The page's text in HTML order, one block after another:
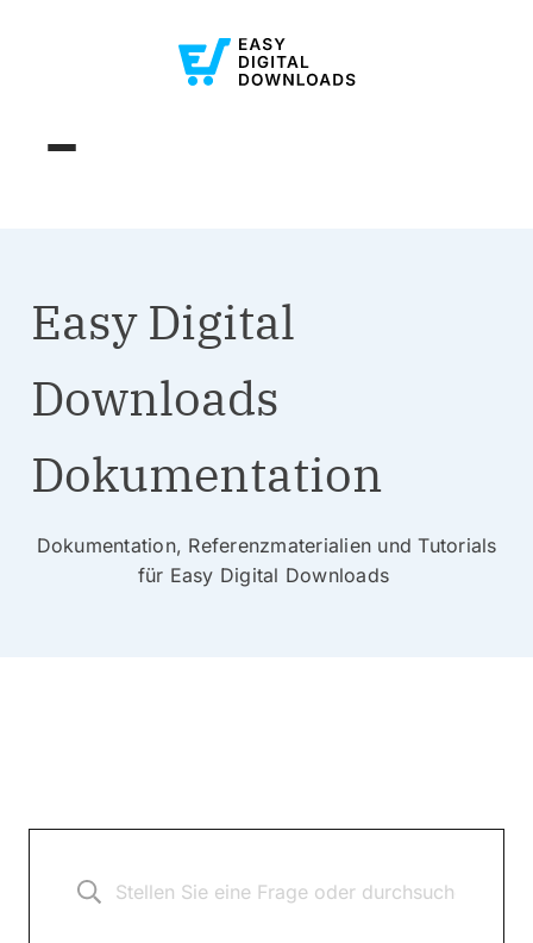
Easy Digital
Downloads
Dokumentation
Dokumentation, Referenzmaterialien und Tutorials
für Easy Digital Downloads